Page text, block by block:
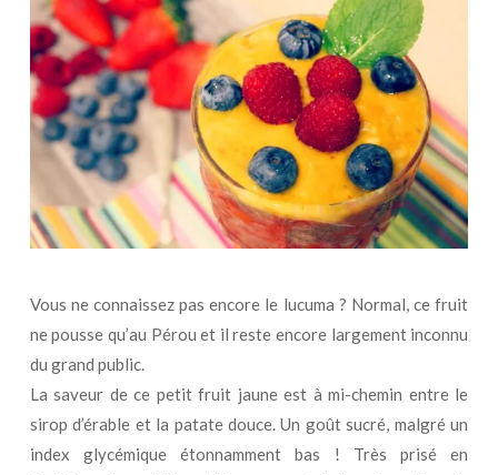
Vous ne connaissez pas encore le lucuma ? Normal, ce fruit
ne pousse qu’au Pérou et il reste encore largement inconnu
du grand public.
La saveur de ce petit fruit jaune est à mi-chemin entre le
sirop d’érable et la patate douce. Un goût sucré, malgré un
index glycémique étonnamment bas ! Très prisé en